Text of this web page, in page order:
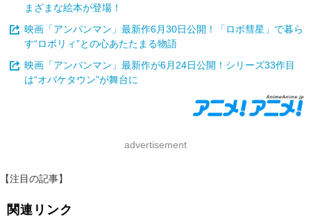
まざまな絵本が登場！
映画「アンパンマン」最新作6月30日公開！「ロボ彗星」で暮ら
す“ロボリィ”との心あたたまる物語
映画「アンパンマン」最新作が6月24日公開！シリーズ33作目
は“オバケタウン”が舞台に
advertisement
【注目の記事】
関連リンク